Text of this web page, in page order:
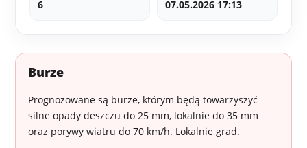
6 07.05.2026 17:13
Burze
Prognozowane są burze, którym będą towarzyszyć
silne opady deszczu do 25 mm, lokalnie do 35 mm
oraz porywy wiatru do 70 km/h. Lokalnie grad.